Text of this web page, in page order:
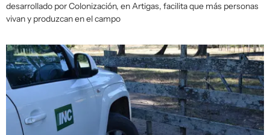
desarrollado por Colonización, en Artigas, facilita que más personas
vivan y produzcan en el campo